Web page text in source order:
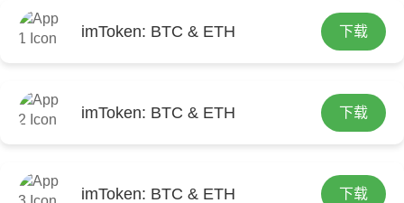
imToken: BTC & ETH 下载
imToken: BTC & ETH 下载
imToken: BTC & ETH 下载
首页
imToken数字货币保管软件官方获取途
径及安装注意事项